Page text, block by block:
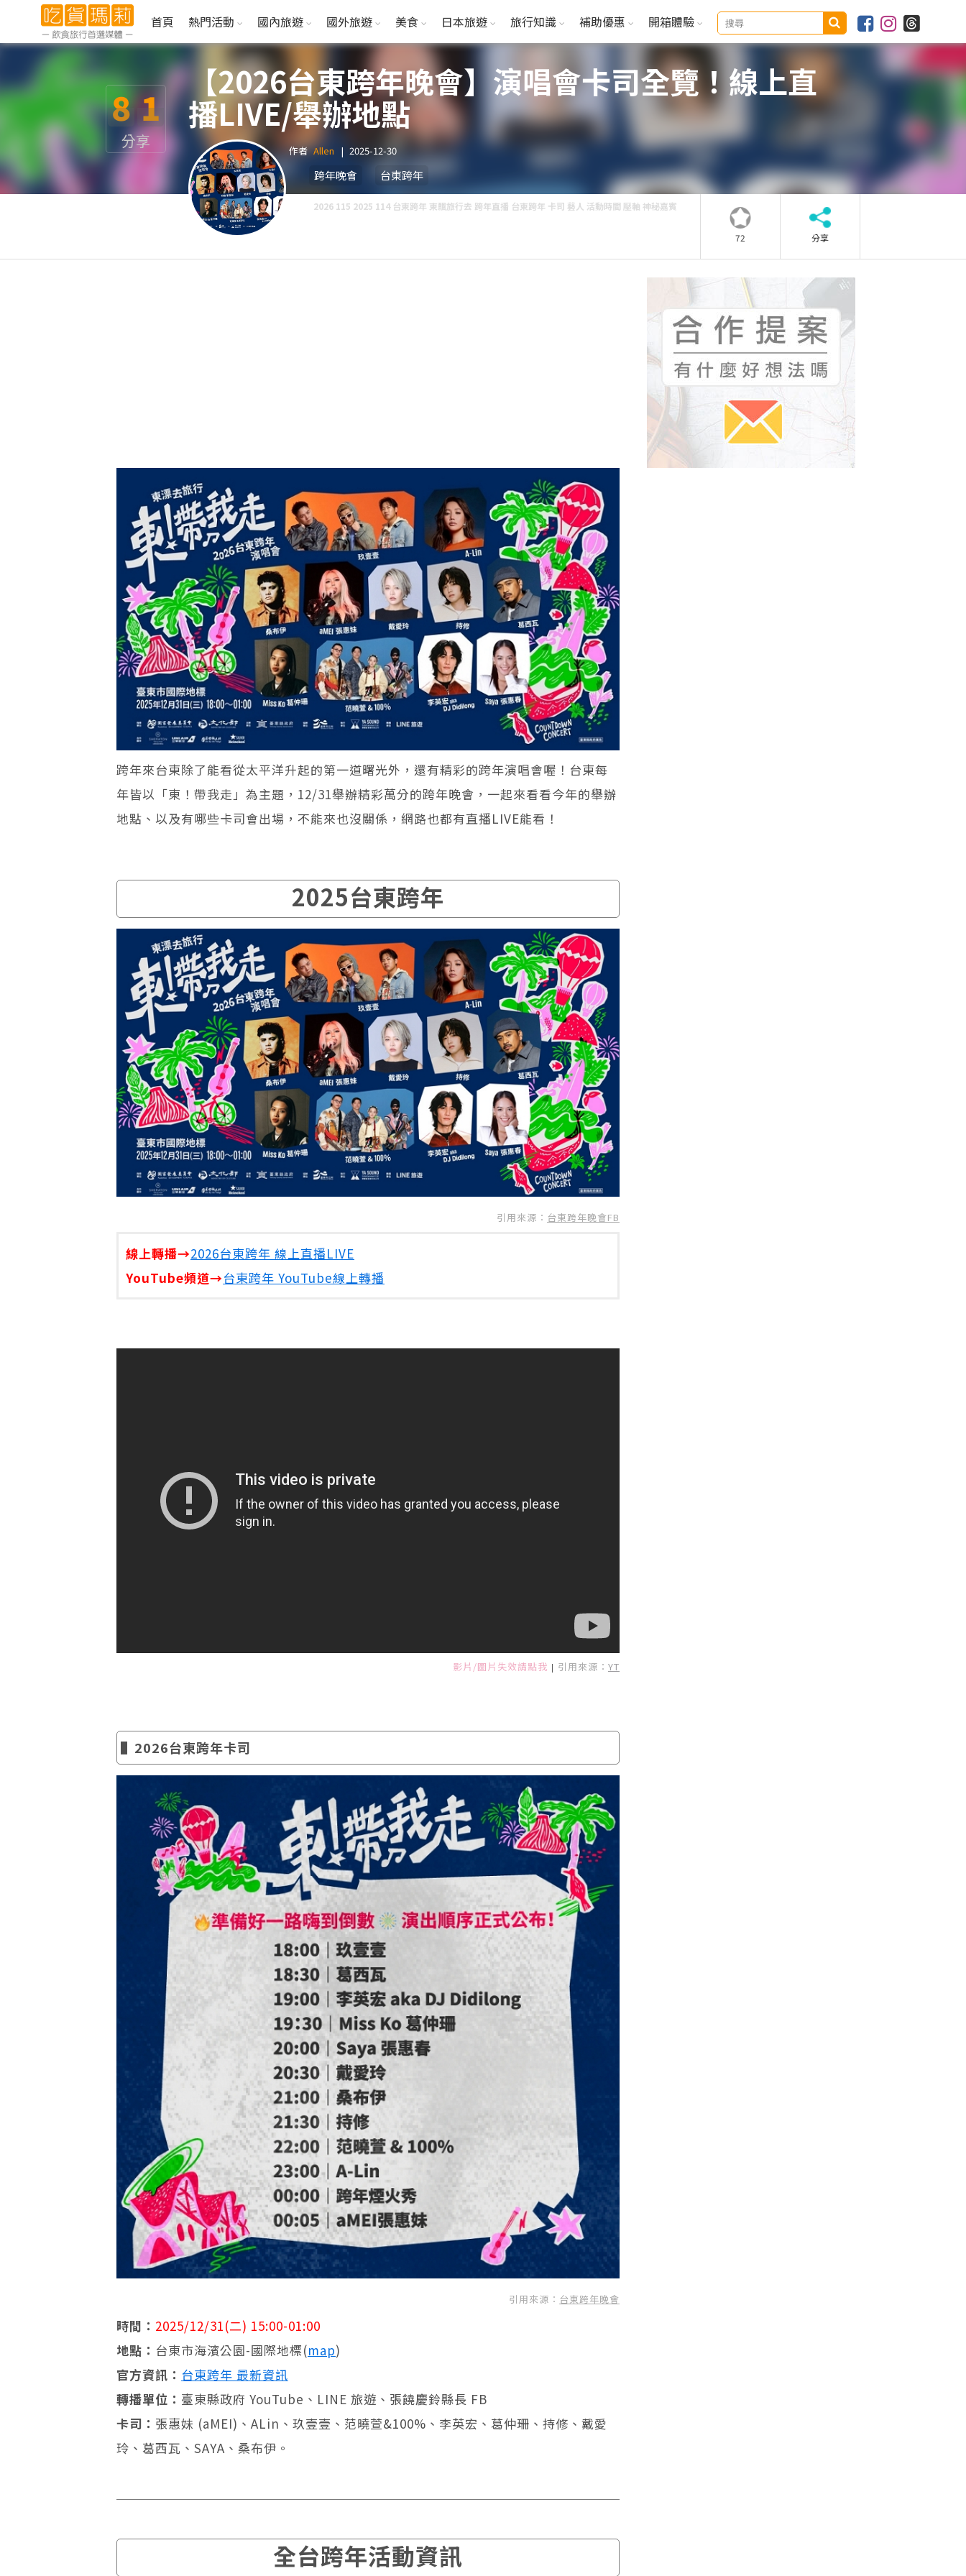
首頁 熱門活動 國內旅遊 國外旅遊 美食 日本旅遊 旅行知識 補助優惠 開箱體驗
8 1
分享
【2026台東跨年晚會】演唱會卡司全覽！線上直
播LIVE/舉辦地點
作者 Allen | 2025-12-30
跨年晚會 台東跨年
2026 115 2025 114 台東跨年 東飄旅行去 跨年直播 台東跨年 卡司 藝人 活動時間 壓軸 神秘嘉賓
72 分享
跨年來台東除了能看從太平洋升起的第一道曙光外，還有精彩的跨年演唱會喔！台東每
年皆以「東！帶我走」為主題，12/31舉辦精彩萬分的跨年晚會，一起來看看今年的舉辦
地點、以及有哪些卡司會出場，不能來也沒關係，網路也都有直播LIVE能看！
2025台東跨年
引用來源： 台東跨年晚會FB
線上轉播→2026台東跨年 線上直播LIVE
YouTube頻道→台東跨年 YouTube線上轉播
影片/圖片失效請點我 | 引用來源： YT
▌2026台東跨年卡司
引用來源： 台東跨年晚會
時間： 2025/12/31(二) 15:00-01:00
地點： 台東市海濱公園-國際地標(map)
官方資訊： 台東跨年 最新資訊
轉播單位： 臺東縣政府 YouTube、LINE 旅遊、張饒慶鈴縣長 FB
卡司： 張惠妹 (aMEI)、ALin、玖壹壹、范曉萱&100%、李英宏、葛仲珊、持修、戴愛
玲、葛西瓦、​​​​​​​SAYA、桑布伊。
全台跨年活動資訊